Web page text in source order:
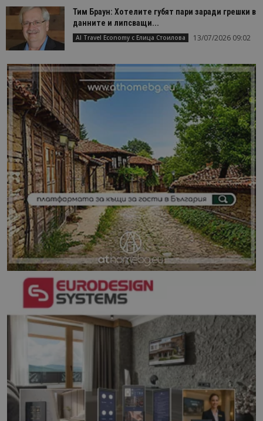
Тим Браун: Хотелите губят пари заради грешки в
данните и липсващи...
AI Travel Economy с Елица Стоилова 13/07/2026 09:02